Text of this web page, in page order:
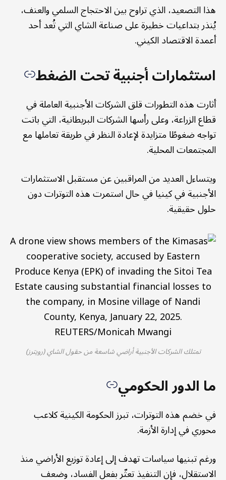
هذا التصعيد، الذي تراوح بين الاحتجاج السلمي والعنف،
يُنذر بتداعيات خطيرة على صناعة الشاي التي تُعد أحد
أعمدة الاقتصاد الكيني.
استثمارات أجنبية تحت الضغط
أثارت هذه التطورات قلق الشركات الأجنبية العاملة في
قطاع الزراعة، وعلى رأسها الشركات البريطانية، التي باتت
تواجه ضغوطًا متزايدة لإعادة النظر في طريقة تعاملها مع
المجتمعات المحلية.
ويتساءل العديد من المراقبين عن مستقبل الاستثمارات
الأجنبية في كينيا في حال استمرت هذه التوترات دون
حلول حقيقية.
تمتلك الشركات الأجنبية أراضي شاسعة من حقول الشاي (رويترز)
ما الدور الحكومي
في خضم هذه التوترات، تبرز الحكومة الكينية كلاعب
محوري في إدارة الأزمة.
ورغم تبنيها سياسات تهدف إلى إعادة توزيع الأراضي منذ
الاستقلال، فإن التنفيذ تعثّر بفعل الفساد، وضعف